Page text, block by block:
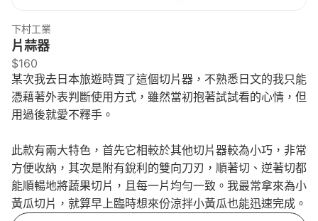
下村工業
片蒜器
$160
某次我去日本旅遊時買了這個切片器，不熟悉日文的我只能
憑藉著外表判斷使用方式，雖然當初抱著試試看的心情，但
用過後就愛不釋手。
此款有兩大特色，首先它相較於其他切片器較為小巧，非常
方便收納，其次是附有銳利的雙向刀刃，順著切、逆著切都
能順暢地將蔬果切片，且每一片均勻一致。我最常拿來為小
黃瓜切片，就算早上臨時想來份涼拌小黃瓜也能迅速完成。